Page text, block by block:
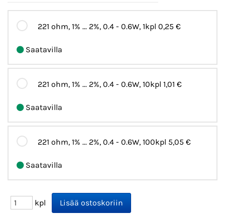
221 ohm, 1% ... 2%, 0.4 - 0.6W, 1kpl 0,25 €
Saatavilla
221 ohm, 1% ... 2%, 0.4 - 0.6W, 10kpl 1,01 €
Saatavilla
221 ohm, 1% ... 2%, 0.4 - 0.6W, 100kpl 5,05 €
Saatavilla
kpl